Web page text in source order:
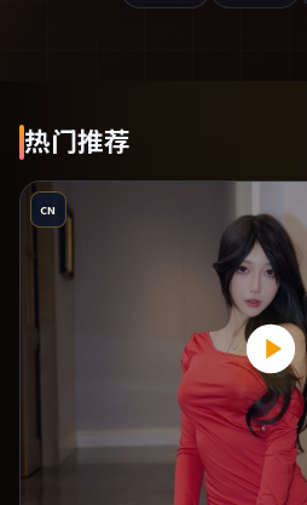
热门推荐
CN